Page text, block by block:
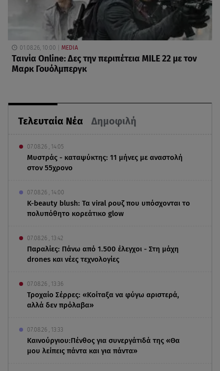
Τελευταία Νέα Δημοφιλή
07.08.26 , 14:05
Μυστράς - καταψύκτης: 11 μήνες με αναστολή
στον 55χρονο
07.08.26 , 14:00
K-beauty blush: Τα viral ρουζ που υπόσχονται το
πολυπόθητο κορεάτικο glow
07.08.26 , 13:42
Παραλίες: Πάνω από 1.500 έλεγχοι - Στη μάχη
drones και νέες τεχνολογίες
07.08.26 , 13:36
Τροχαίο Σέρρες: «Κοίταξα να φύγω αριστερά,
αλλά δεν πρόλαβα»
07.08.26 , 13:33
Καινούργιου:Πένθος για συνεργάτιδά της «Θα
μου λείπεις πάντα και για πάντα»
01.08.26, 10:00 MEDIA
Ταινία Online: Δες την περιπέτεια MILE 22 με τον
Μαρκ Γουόλμπεργκ